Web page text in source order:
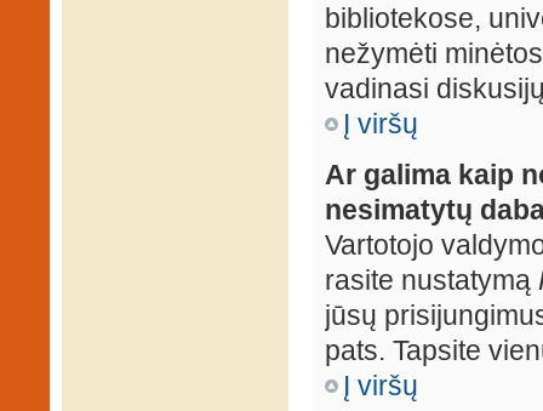
bibliotekose,
nežymėti
vadinasi
Į viršų
Ar galima kaip
nesimatytų
Vartotojo
rasite nustatymą
jūsų
pats. Tapsite
Į viršų